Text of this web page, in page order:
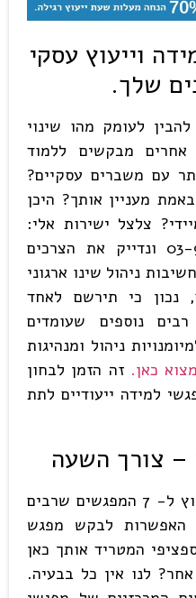
וייעוץ עסקי
שלך.
לעומק מהו שינוי
אחרים מבקשים ללמוד
עם משברים עסקיים?
מעניין אותך? היכן
צלצל ישירות אלי:
0544-814332 או 03-9032222 ונדייק את הצרכים
ניהול שינו ארגוני
נכון כי תירשם לאחד
נוספים שעומדים
ניהול ומנהיגות
כאן. זה הזמן לבחון
למידה ייעודיים לתת
– צורך השעה
דע כי בכל נושא וענין שמחוץ ל- 7 המפגשים שרבים
האפשרות לבקש מפגש
המטריד אותך כאן
לנו אין כל בבעיה.